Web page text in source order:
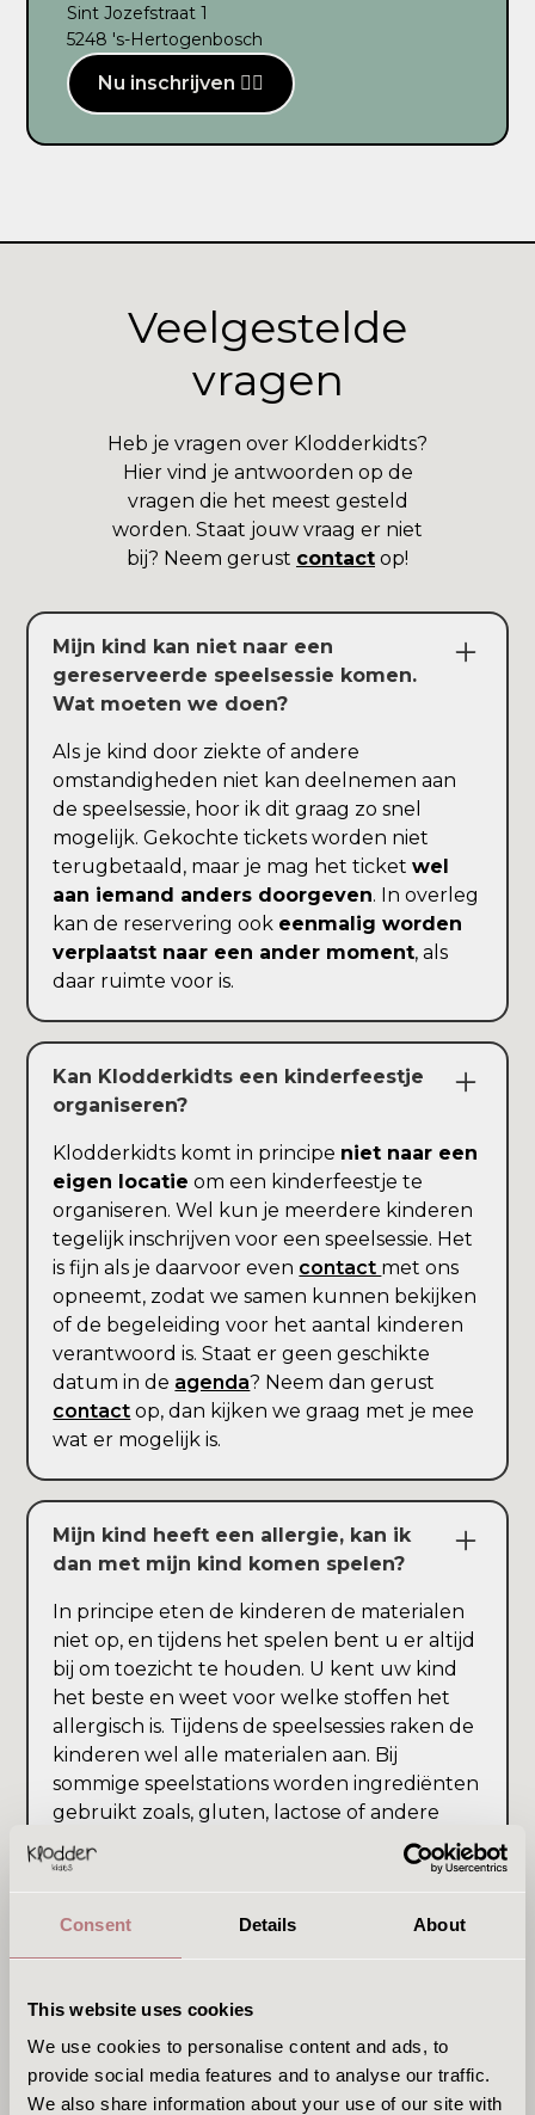
Consent Details About
This website uses cookies
We use cookies to personalise content and ads, to
provide social media features and to analyse our traffic.
We also share information about your use of our site with
Sint Jozefstraat 1
5248 's-Hertogenbosch
Nu inschrijven ✍🏻
Veelgestelde
vragen
Heb je vragen over Klodderkidts?
Hier vind je antwoorden op de
vragen die het meest gesteld
worden. Staat jouw vraag er niet
bij? Neem gerust contact op!
Mijn kind kan niet naar een
gereserveerde speelsessie komen.
Wat moeten we doen?
Als je kind door ziekte of andere
omstandigheden niet kan deelnemen aan
de speelsessie, hoor ik dit graag zo snel
mogelijk. Gekochte tickets worden niet
terugbetaald, maar je mag het ticketwel
aan iemand anders doorgeven. In overleg
kan de reservering ook eenmalig worden
verplaatst naar een ander moment, als
daar ruimte voor is.
Kan Klodderkidts een kinderfeestje
organiseren?
Klodderkidts komt in principe niet naar een
eigen locatie om een kinderfeestje te
organiseren. Wel kun je meerdere kinderen
tegelijk inschrijven voor een speelsessie. Het
is fijn als je daarvoor even contact met ons
opneemt, zodat we samen kunnen bekijken
of de begeleiding voor het aantal kinderen
verantwoord is. Staat er geen geschikte
datum in de agenda? Neem dan gerust
contact op, dan kijken we graag met je mee
wat er mogelijk is.
Mijn kind heeft een allergie, kan ik
dan met mijn kind komen spelen?
In principe eten de kinderen de materialen
niet op, en tijdens het spelen bent u er altijd
bij om toezicht te houden. U kent uw kind
het beste en weet voor welke stoffen het
allergisch is. Tijdens de speelsessies raken de
kinderen wel alle materialen aan. Bij
sommige speelstations worden ingrediënten
gebruikt zoals, gluten, lactose of andere
mogelijke allergenen. Als dit voor uw kind
risico's met zich meebrengt, kan het helaas
vinden.
Blijf ik als ouder of begeleider bij de
speelsessie?
Ja, u blijft als ouder of begeleider bij de